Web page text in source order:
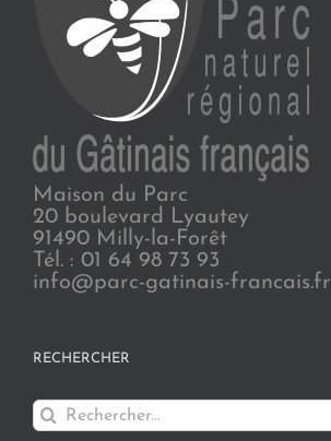
Maison du Parc
20 boulevard Lyautey
91490 Milly-la-Forêt
Tél. : 01 64 98 73 93
info@parc-gatinais-francais.fr
RECHERCHER
Rechercher: